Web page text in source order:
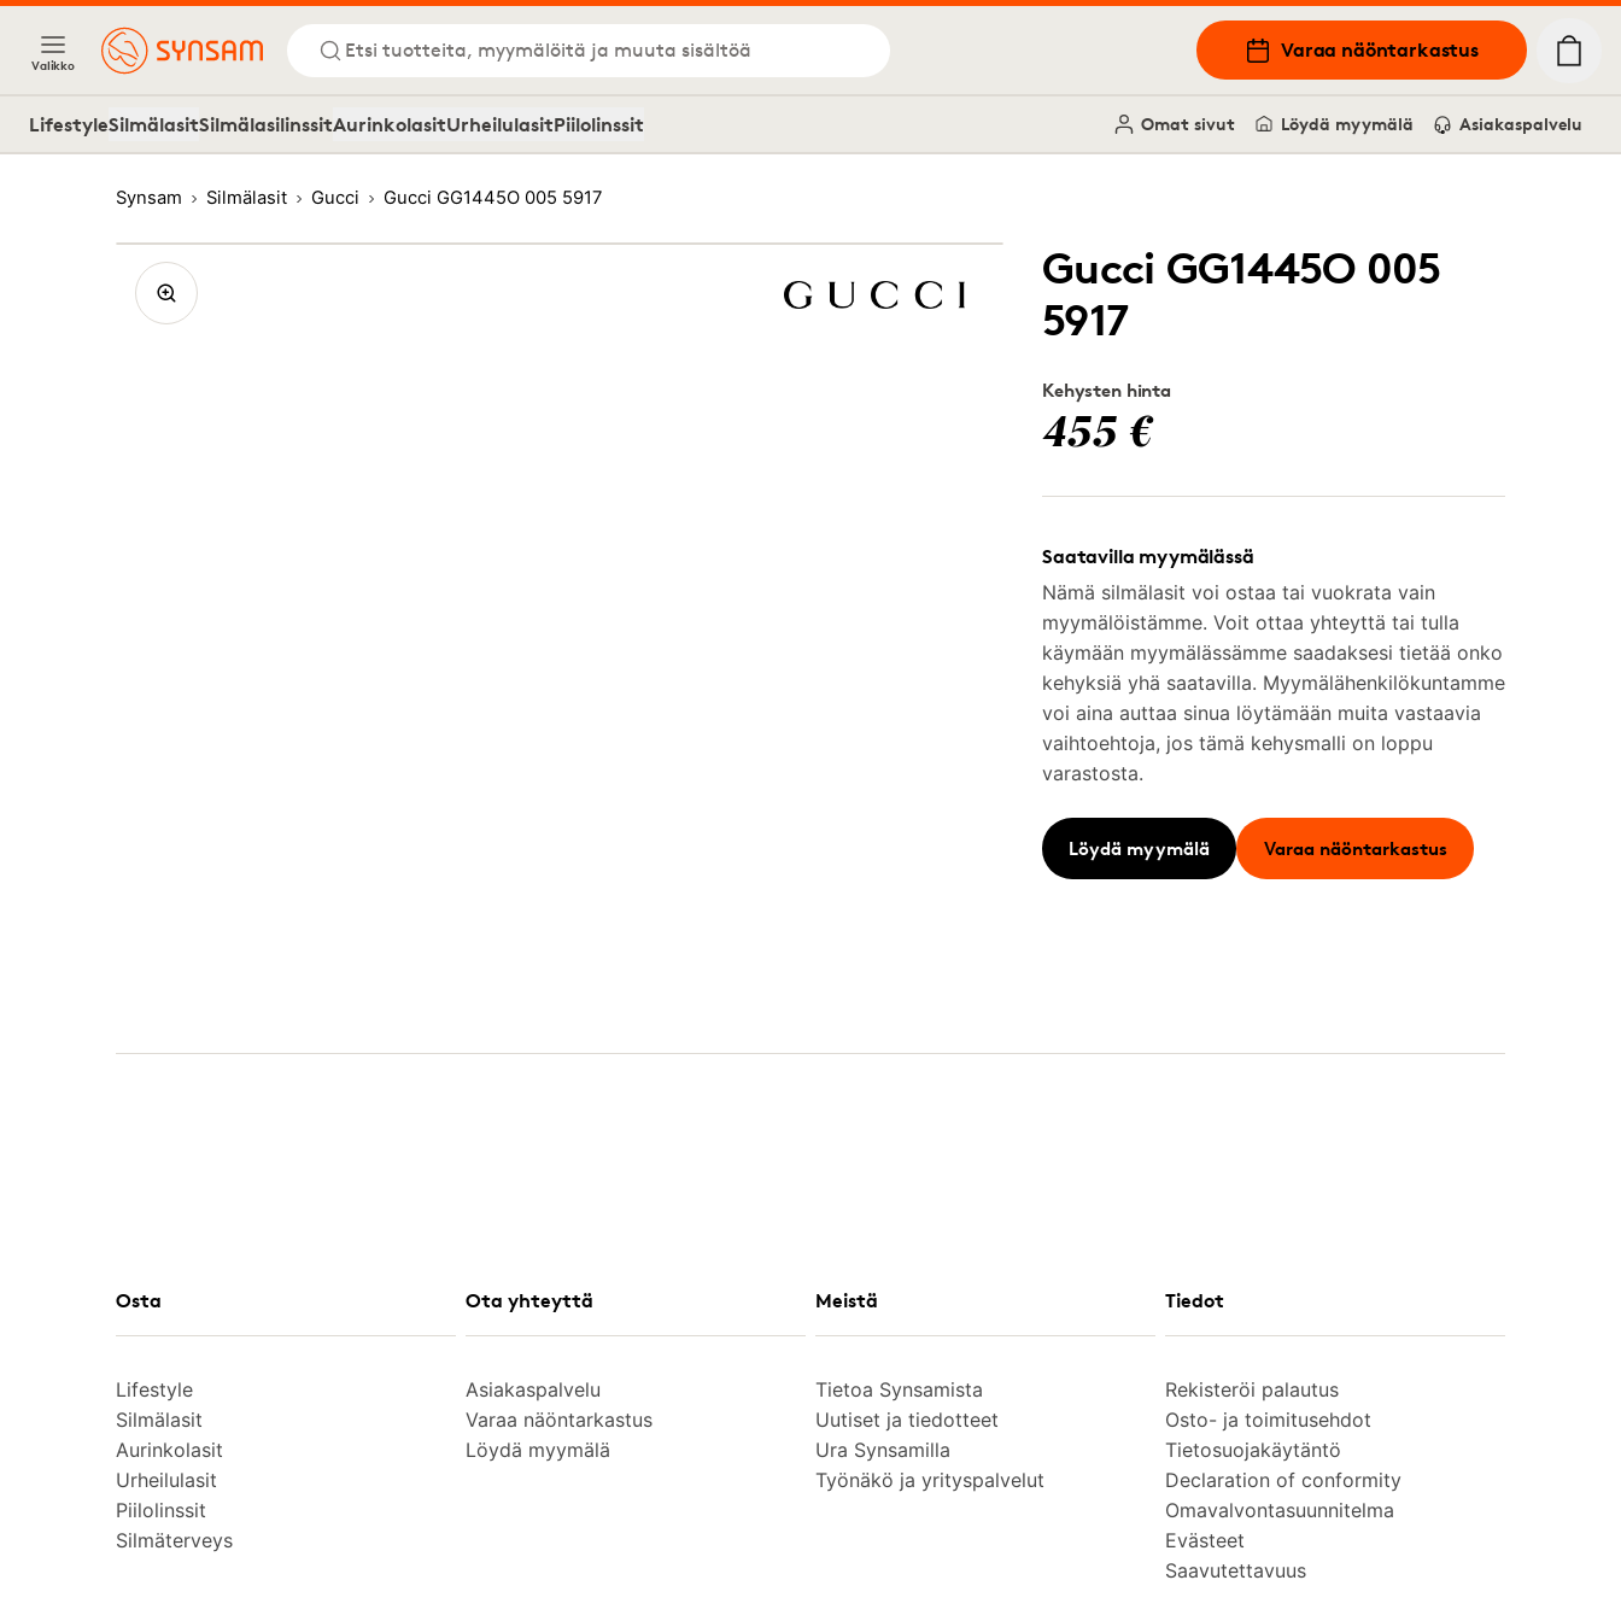
Valikko
Etsi tuotteita, myymälöitä ja muuta sisältöä Varaa näöntarkastus
LifestyleSilmälasitSilmälasilinssitAurinkolasitUrheilulasitPiilolinssit Omat sivut Löydä myymälä Asiakaspalvelu
Synsam Silmälasit Gucci Gucci GG1445O 005 5917
Gucci GG1445O 005
5917
Kehysten hinta
455 €
Saatavilla myymälässä
Nämä silmälasit voi ostaa tai vuokrata vain
myymälöistämme. Voit ottaa yhteyttä tai tulla
käymään myymälässämme saadaksesi tietää onko
kehyksiä yhä saatavilla. Myymälähenkilökuntamme
voi aina auttaa sinua löytämään muita vastaavia
vaihtoehtoja, jos tämä kehysmalli on loppu
varastosta.
Löydä myymälä Varaa näöntarkastus
Osta
Lifestyle
Silmälasit
Aurinkolasit
Urheilulasit
Piilolinssit
Silmäterveys
Ota yhteyttä
Asiakaspalvelu
Varaa näöntarkastus
Löydä myymälä
Meistä
Tietoa Synsamista
Uutiset ja tiedotteet
Ura Synsamilla
Työnäkö ja yrityspalvelut
Tiedot
Rekisteröi palautus
Osto- ja toimitusehdot
Tietosuojakäytäntö
Declaration of conformity
Omavalvontasuunnitelma
Evästeet
Saavutettavuus